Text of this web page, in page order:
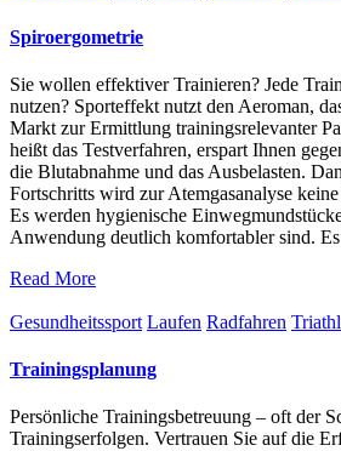
Spiroergometrie
Sie wollen effektiver Trainieren? Jede
nutzen? Sporteffekt nutzt den Aeroman,
Markt zur Ermittlung trainingsrelevanter
heißt das Testverfahren, erspart Ihnen
die Blutabnahme und das Ausbelasten.
Fortschritts wird zur Atemgasanalyse
Es werden hygienische
Anwendung deutlich komfortabler sind.
Read More
Gesundheitssport Laufen Radfahren
Trainingsplanung
Persönliche Trainingsbetreuung – oft der
Trainingserfolgen. Vertrauen Sie auf die